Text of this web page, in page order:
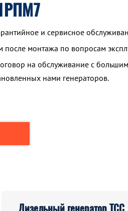
и сервисное
после монтажа по вопросам
на обслуживание с
нами генераторов.
Дизельный генератор ТСС